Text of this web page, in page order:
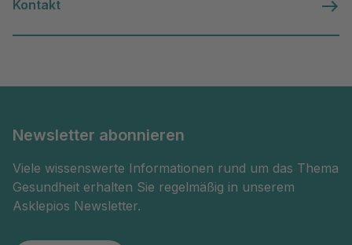
Kontakt
Newsletter abonnieren
Viele wissenswerte Informationen rund um das Thema
Gesundheit erhalten Sie regelmäßig in unserem
Asklepios Newsletter.